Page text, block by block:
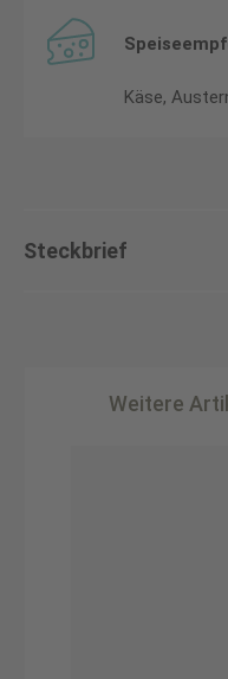
Käse,
Steckbrief
Weitere